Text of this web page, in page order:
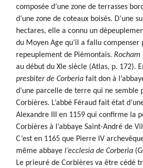
composée d’une zone de terrasses
d’une zone de coteaux boisés. D’une
hectares, elle a connu un
du Moyen Age qu’il a fallu compenser
repeuplement de Piémontais. Rocham
au début du XIe siècle (Atlas, p. 172).
presbiter de Corberia fait don à
d’une parcelle de terre qui ne semble
Corbières. L’abbé Féraud fait état
Alexandre III en 1159 qui confirme la
Corbières à l’abbaye Saint-André de
C’est en 1165 que Pierre IV
même abbaye l’ecclesia de Corberia
Le prieuré de Corbières va être cédé